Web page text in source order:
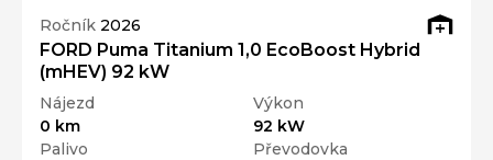
Ročník 2026
FORD Puma Titanium 1,0 EcoBoost Hybrid
(mHEV) 92 kW
Nájezd
0 km
Výkon
92 kW
Palivo
Převodovka